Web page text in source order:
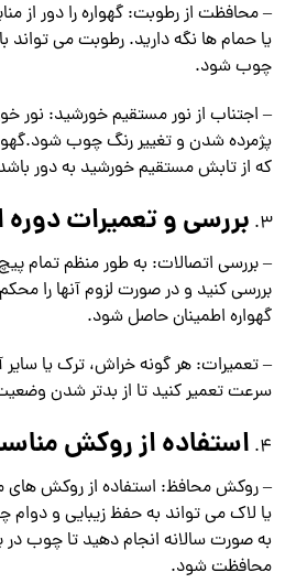
– محافظت از رطوبت: گهواره را دور از
یا حمام ها نگه دارید. رطوبت می
چوب شود.
– اجتناب از نور مستقیم خورشید: نور
پژمرده شدن و تغییر رنگ چوب
که از تابش مستقیم خورشید به دور
بررسی و تعمیرات دوره
– بررسی اتصالات: به طور منظم تمام
بررسی کنید و در صورت لزوم آنها را
گهواره اطمینان حاصل شود.
– تعمیرات: هر گونه خراش، ترک یا
سرعت تعمیر کنید تا از بدتر شدن
استفاده از روکش
– روکش محافظ: استفاده از روکش
یا لاک می تواند به حفظ زیبایی و دوام
به صورت سالانه انجام دهید تا چوب در
محافظت شود.